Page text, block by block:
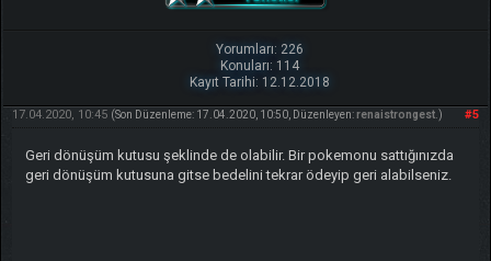
Yorumları: 226
Konuları: 114
Kayıt Tarihi: 12.12.2018
#5
17.04.2020, 10:45 (Son Düzenleme: 17.04.2020, 10:50, Düzenleyen:renaistrongest.)
Geri dönüşüm kutusu şeklinde de olabilir. Bir pokemonu sattığınızda
geri dönüşüm kutusuna gitse bedelini tekrar ödeyip geri alabilseniz.